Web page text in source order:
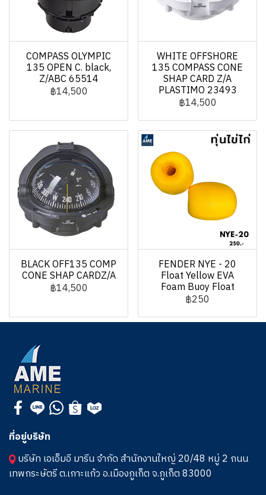
COMPASS OLYMPIC
135 OPEN C. black,
Z/ABC 65514
฿14,500
WHITE OFFSHORE
135 COMPASS CONE
SHAP CARD Z/A
PLASTIMO 23493
฿14,500
BLACK OFF135 COMP
CONE SHAP CARDZ/A
฿14,500
FENDER NYE - 20
Float Yellow EVA
Foam Buoy Float
฿250
ที่อยู่บริษัท
บริษัท เอเอ็มอี มารีน จำกัด สำนักงานใหญ่ 20/48 หมู่ 2 ถนน
เทพกระษัตรี ต.เกาะแก้ว อ.เมืองภูเก็ต จ.ภูเก็ต 83000